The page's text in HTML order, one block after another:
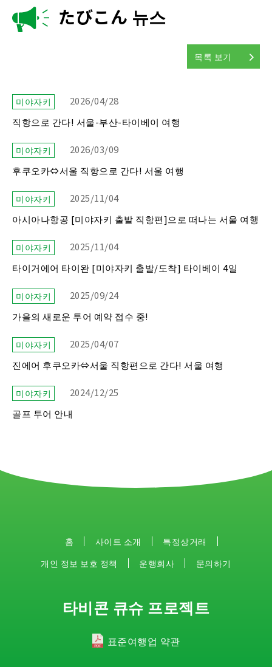
たびこん 뉴스
목록 보기
미야자키
2026/04/28
직항으로 간다! 서울-부산-타이베이 여행
미야자키
2026/03/09
후쿠오카⇔서울 직항으로 간다! 서울 여행
미야자키
2025/11/04
아시아나항공 [미야자키 출발 직항편]으로 떠나는 서울 여행
미야자키
2025/11/04
타이거에어 타이완 [미야자키 출발/도착] 타이베이 4일
미야자키
2025/09/24
가을의 새로운 투어 예약 접수 중!
미야자키
2025/04/07
진에어 후쿠오카⇔서울 직항편으로 간다! 서울 여행
미야자키
2024/12/25
골프 투어 안내
홈 사이트 소개
특정상거래
개인 정보 보호 정책
운행회사 문의하기
타비콘 큐슈 프로젝트
표준여행업 약관